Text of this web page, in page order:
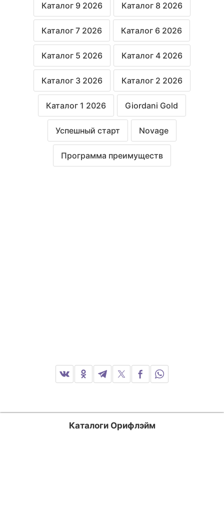
Каталог 9 2026 Каталог 8 2026
Каталог 7 2026 Каталог 6 2026
Каталог 5 2026 Каталог 4 2026
Каталог 3 2026 Каталог 2 2026
Каталог 1 2026 Giordani Gold
Успешный старт Novage
Программа преимуществ
Каталоги Орифлэйм